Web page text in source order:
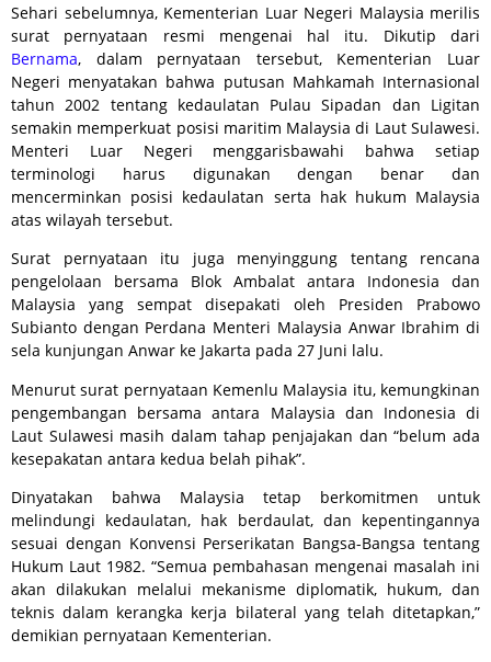
Sehari sebelumnya, Kementerian Luar Negeri Malaysia merilis
surat pernyataan resmi mengenai hal itu. Dikutip dari
Bernama, dalam pernyataan tersebut, Kementerian Luar
Negeri menyatakan bahwa putusan Mahkamah Internasional
tahun 2002 tentang kedaulatan Pulau Sipadan dan Ligitan
semakin memperkuat posisi maritim Malaysia di Laut Sulawesi.
Menteri Luar Negeri menggarisbawahi bahwa setiap
terminologi harus digunakan dengan benar dan
mencerminkan posisi kedaulatan serta hak hukum Malaysia
atas wilayah tersebut.
Surat pernyataan itu juga menyinggung tentang rencana
pengelolaan bersama Blok Ambalat antara Indonesia dan
Malaysia yang sempat disepakati oleh Presiden Prabowo
Subianto dengan Perdana Menteri Malaysia Anwar Ibrahim di
sela kunjungan Anwar ke Jakarta pada 27 Juni lalu.
Menurut surat pernyataan Kemenlu Malaysia itu, kemungkinan
pengembangan bersama antara Malaysia dan Indonesia di
Laut Sulawesi masih dalam tahap penjajakan dan “belum ada
kesepakatan antara kedua belah pihak”.
Dinyatakan bahwa Malaysia tetap berkomitmen untuk
melindungi kedaulatan, hak berdaulat, dan kepentingannya
sesuai dengan Konvensi Perserikatan Bangsa-Bangsa tentang
Hukum Laut 1982. “Semua pembahasan mengenai masalah ini
akan dilakukan melalui mekanisme diplomatik, hukum, dan
teknis dalam kerangka kerja bilateral yang telah ditetapkan,”
demikian pernyataan Kementerian.